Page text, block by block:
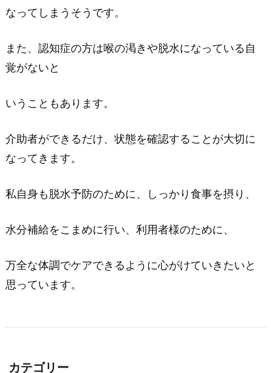
なってしまうそうです。
また、認知症の方は喉の渇きや脱水になっている自
覚がないと
いうこともあります。
介助者ができるだけ、状態を確認することが大切に
なってきます。
私自身も脱水予防のために、しっかり食事を摂り、
水分補給をこまめに行い、利用者様のために、
万全な体調でケアできるように心がけていきたいと
思っています。
カテゴリー